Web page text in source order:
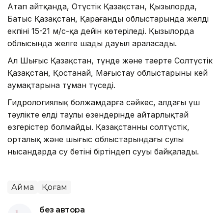
Атап айтқанда, Оңтүстік Қазақстан, Қызылорда,
Батыс Қазақстан, Қарағанды облыстарында желдің
екпіні 15-21 м/с-қа дейін көтеріледі. Қызылорда
облысында желге шаңды дауыл араласады.
Ал Шығыс Қазақстан, түнде және таңертең Солтүстік
Қазақстан, Қостанай, Маңғыстау облыстарының кей
аумақтарына тұман түседі.
Гидрологиялық болжамдарға сәйкес, алдағы үш
тәулікте елдің таулы өзендерінде айтарлықтай
өзгерістер болмайды. Қазақстанның солтүстік,
орталық және шығыс облыстарындағы сулы
нысандарда су бетінің біртіндеп сууы байқалады.
Аймақ Қоғам
без автора